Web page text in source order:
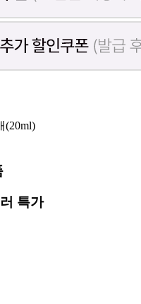
(20ml)
특가